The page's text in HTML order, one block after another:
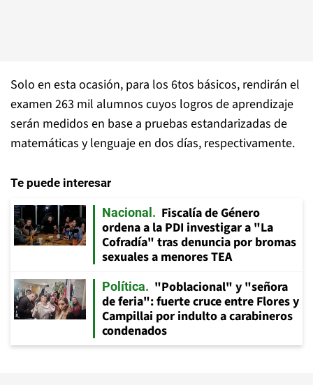
Solo en esta ocasión, para los 6tos básicos, rendirán el
examen 263 mil alumnos cuyos logros de aprendizaje
serán medidos en base a pruebas estandarizadas de
matemáticas y lenguaje en dos días, respectivamente.
Te puede interesar
Nacional
Fiscalía de Género
ordena a la PDI investigar a "La
Cofradía" tras denuncia por bromas
sexuales a menores TEA
Política
"Poblacional" y "señora
de feria": fuerte cruce entre Flores y
Campillai por indulto a carabineros
condenados